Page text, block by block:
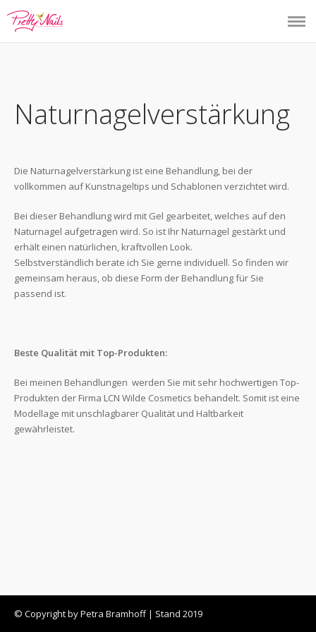
LEISTUNGEN
IMPRESSUM
Naturnagelverstärkung
Die Naturnagelverstärkung ist eine Behandlung, bei der
vollkommen auf Kunstnageltips und Schablonen verzichtet wird.
Bei dieser Behandlung wird mit Gel gearbeitet, welches auf den
Naturnagel aufgetragen wird. So ist Ihr Naturnagel gestärkt und
erhält einen natürlichen, kraftvollen Look.
Selbstverständlich berate ich Sie gerne individuell. So finden wir
gemeinsam heraus, ob diese Form der Behandlung für Sie
passend ist.
Beste Qualität mit Top-Produkten:
Bei meinen Behandlungen werden Sie mit sehr hochwertigen Top-
Produkten der Firma LCN Wilde Cosmetics behandelt. Somit ist eine
Modellage mit unschlagbarer Qualität und Haltbarkeit
gewährleistet.
© Copyright by Petra Bramhoff | Stand 2019